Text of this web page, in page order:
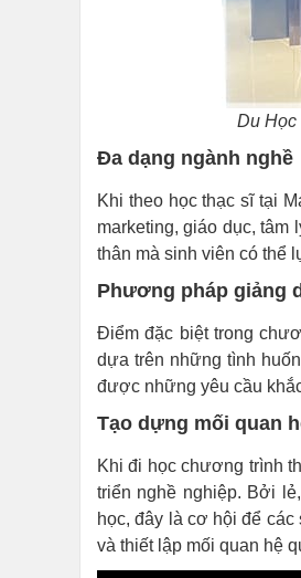
Du
Đa dạng ngành nghề
Khi theo học thạc sĩ tại
marketing, giáo dục, tâm
thân mà sinh viên có thể
Phương pháp giảng
Điểm đặc biệt trong
dựa trên những tình
được những yêu cầu
Tạo dựng mối quan
Khi đi học chương trình
triển nghề nghiệp. Bởi
học, đây là cơ hội để
và thiết lập mối quan hệ